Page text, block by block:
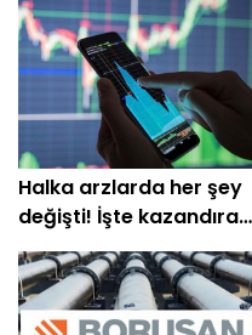
Halka arzlarda her şey
değişti! İşte kazandıran
ve kaybettirenler